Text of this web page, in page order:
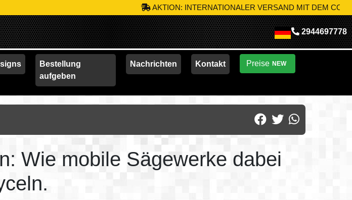
AKTION: INTERNATIONALER VERSAND MIT DEM CODEMIK-S10
2944697778
Bestellung
aufgeben
Nachrichten Kontakt Preise NEW
Wie mobile Sägewerke dabei